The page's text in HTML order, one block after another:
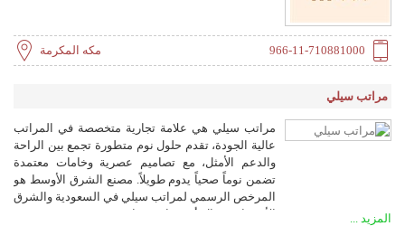
966-11-710881000 مكه المكرمة
مراتب سيلي
مراتب سيلي هي علامة تجارية متخصصة في المراتب
عالية الجودة، تقدم حلول نوم متطورة تجمع بين الراحة
والدعم الأمثل، مع تصاميم عصرية وخامات معتمدة
تضمن نوماً صحياً يدوم طويلاً. مصنع الشرق الأوسط هو
المرخص الرسمي لمراتب سيلي في السعودية والشرق
المزيد ...